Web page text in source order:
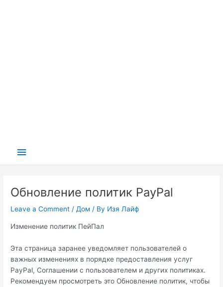
Main
Обновление политик PayPal
Leave a Comment /Дом / By Изя Лайф
Изменение политик ПейПал
Эта страница заранее уведомляет пользователей о
важных изменениях в порядке предоставления услуг
PayPal, Соглашении с пользователем и других политиках.
Рекомендуем просмотреть это Обновление политик, чтобы